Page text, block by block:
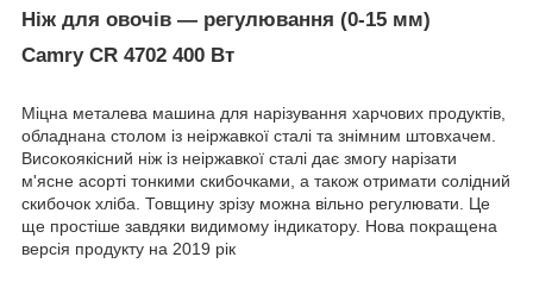
Ніж для овочів — регулювання (0-15 мм)
Camry CR 4702 400 Вт
Міцна металева машина для нарізування харчових продуктів,
обладнана столом із неіржавкої сталі та знімним штовхачем.
Високоякісний ніж із неіржавкої сталі дає змогу нарізати
м'ясне асорті тонкими скибочками, а також отримати солідний
скибочок хліба. Товщину зрізу можна вільно регулювати. Це
ще простіше завдяки видимому індикатору. Нова покращена
версія продукту на 2019 рік